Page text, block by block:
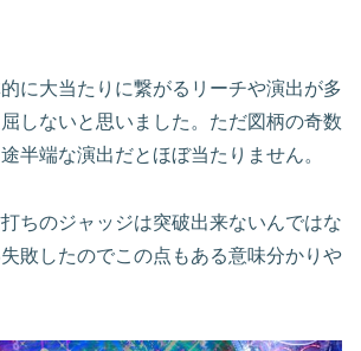
に大当たりに繋がるリーチや演出が多
しないと思いました。 ただ図柄の奇数
半端な演出だとほぼ当たりません。
ちのジャッジは突破出来ないんではな
敗したのでこの点もある意味分かりや